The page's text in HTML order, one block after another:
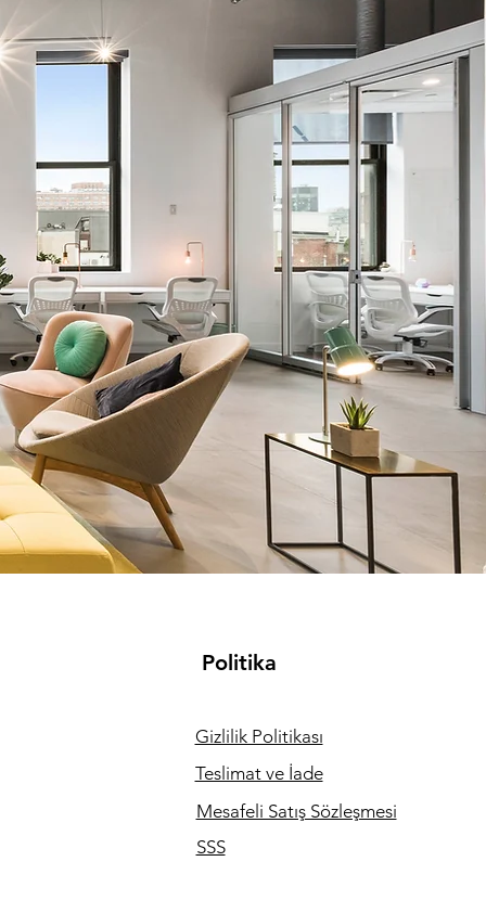
Politika
Gizlilik Politikası
Teslimat ve İade
Mesafeli Satış Sözleşmesi
SSS